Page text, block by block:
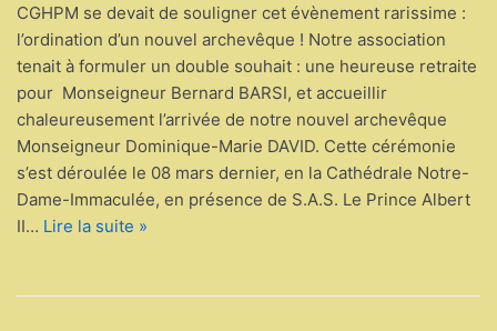
CGHPM se devait de souligner cet évènement rarissime :
l’ordination d’un nouvel archevêque ! Notre association
tenait à formuler un double souhait : une heureuse retraite
pour Monseigneur Bernard BARSI, et accueillir
chaleureusement l’arrivée de notre nouvel archevêque
Monseigneur Dominique-Marie DAVID. Cette cérémonie
s’est déroulée le 08 mars dernier, en la Cathédrale Notre-
Dame-Immaculée, en présence de S.A.S. Le Prince Albert
II… Lire la suite »